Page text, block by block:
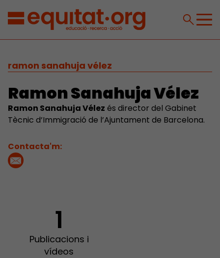
ramon sanahuja vélez
Ramon Sanahuja Vélez
Ramon Sanahuja Vélez és director del Gabinet
Tècnic d’Immigració de l’Ajuntament de Barcelona.
Contacta'm:
1
Publicacions i
vídeos